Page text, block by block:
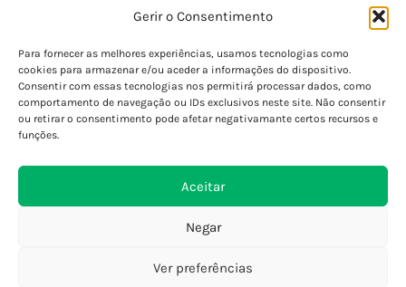
Gerir o Consentimento
Para fornecer as melhores experiências, usamos tecnologias como
cookies para armazenar e/ou aceder a informações do dispositivo.
Consentir com essas tecnologias nos permitirá processar dados, como
comportamento de navegação ou IDs exclusivos neste site. Não consentir
ou retirar o consentimento pode afetar negativamante certos recursos e
funções.
Aceitar
Negar
Ver preferências
Política de Privacidade
Termos e Condições
Perguntas Frequentes
Custos de Envio
Encomendas Internacionais
Devoluções e Trocas